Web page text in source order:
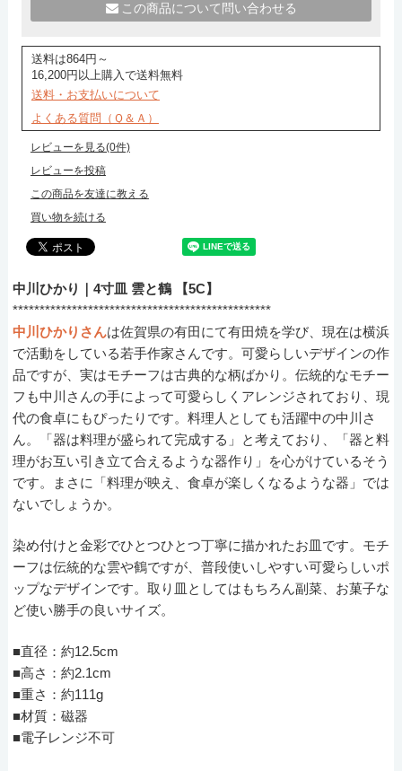
この商品について問い合わせる
送料は864円～
16,200円以上購入で送料無料
送料・お支払いについて
よくある質問（Ｑ＆Ａ）
レビューを見る(0件)
レビューを投稿
この商品を友達に教える
買い物を続ける
中川ひかり｜4寸皿 雲と鶴 【5C】
************************************************
中川ひかりさんは佐賀県の有田にて有田焼を学び、現在は横浜
で活動をしている若手作家さんです。可愛らしいデザインの作
品ですが、実はモチーフは古典的な柄ばかり。伝統的なモチー
フも中川さんの手によって可愛らしくアレンジされており、現
代の食卓にもぴったりです。料理人としても活躍中の中川さ
ん。「器は料理が盛られて完成する」と考えており、「器と料
理がお互い引き立て合えるような器作り」を心がけているそう
です。まさに「料理が映え、食卓が楽しくなるような器」では
ないでしょうか。
染め付けと金彩でひとつひとつ丁寧に描かれたお皿です。モチ
ーフは伝統的な雲や鶴ですが、普段使いしやすい可愛らしいポ
ップなデザインです。取り皿としてはもちろん副菜、お菓子な
ど使い勝手の良いサイズ。
■直径：約12.5cm
■高さ：約2.1cm
■重さ：約111g
■材質：磁器
■電子レンジ不可